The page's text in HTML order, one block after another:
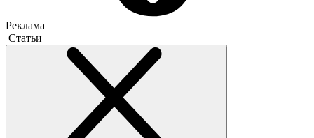
Реклама
Статьи